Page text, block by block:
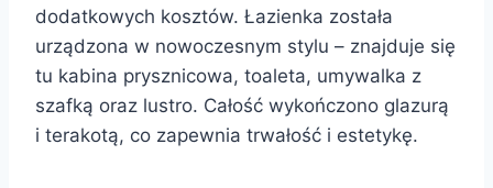
dodatkowych kosztów. Łazienka została
urządzona w nowoczesnym stylu – znajduje się
tu kabina prysznicowa, toaleta, umywalka z
szafką oraz lustro. Całość wykończono glazurą
i terakotą, co zapewnia trwałość i estetykę.